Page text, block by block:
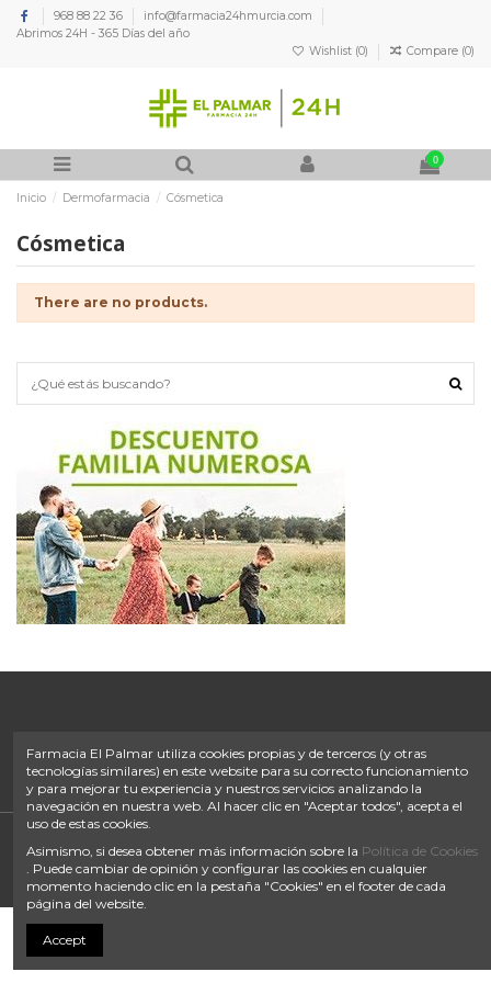
968 88 22 36
info@farmacia24hmurcia.com
Abrimos 24H - 365 Días del año
Wishlist (0) Compare (0)
0
Inicio Dermofarmacia Cósmetica
Cósmetica
There are no products.
Política de Privacidad|Términos de uso|Política de Cookies
Términos de venta
Farmacia El Palmar utiliza cookies propias y de terceros (y otras
tecnologías similares) en este website para su correcto funcionamiento
y para mejorar tu experiencia y nuestros servicios analizando la
navegación en nuestra web. Al hacer clic en "Aceptar todos", acepta el
uso de estas cookies.
Asimismo, si desea obtener más información sobre la Política de Cookies
. Puede cambiar de opinión y configurar las cookies en cualquier
momento haciendo clic en la pestaña "Cookies" en el footer de cada
página del website.
Accept